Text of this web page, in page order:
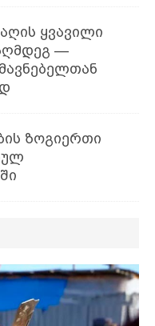
ყვავილი
—
ზოგიერთი